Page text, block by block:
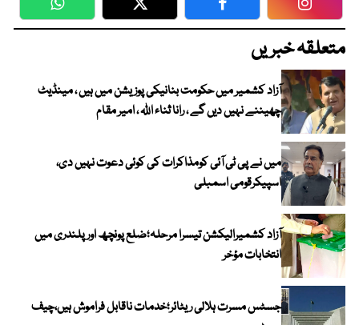
WhatsApp Twitter Facebook
متعلقہ خبریں
آزاد کشمیر میں حکومت بنانیکی پوزیشن میں ہیں ، مینڈیٹ
چھیننے نہیں دیں گے ، رانا ثناء اللہ ، امیر مقام
میں نے پی ٹی آئی کومذاکرات کی کوئی دعوت نہیں دی،
اسپیکرقومی اسمبلی
آزاد کشمیرالیکشن تیسرا مرحلہ؛ضلع پونچھ اور پلندری میں
انتخابات مؤخر
جسٹس مسرت ہلالی ریٹائر؛خدمات ناقابل فراموش ہیں،چیف